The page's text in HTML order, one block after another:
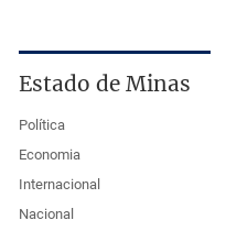
Estado de Minas
Política
Economia
Internacional
Nacional